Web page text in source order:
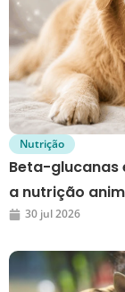
Nutrição
Beta-glucanas
a nutrição
30 jul 2026